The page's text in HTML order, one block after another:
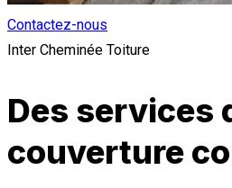
Contactez-nous
Inter Cheminée Toiture
Des services
couverture